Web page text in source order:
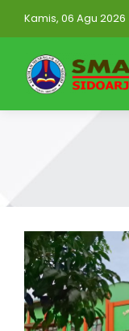
Kamis, 06 Agu 2026